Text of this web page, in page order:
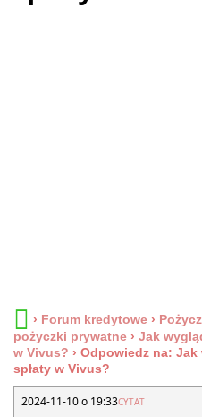
› Forum kredytowe ›
pożyczki prywatne › Jak
w Vivus? › Odpowiedz na: Jak
spłaty w Vivus?
2024-11-10 o 19:33CYTAT